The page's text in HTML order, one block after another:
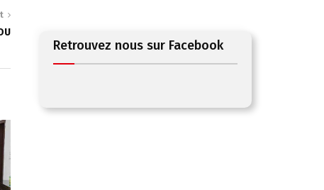
Retrouvez nous sur Facebook